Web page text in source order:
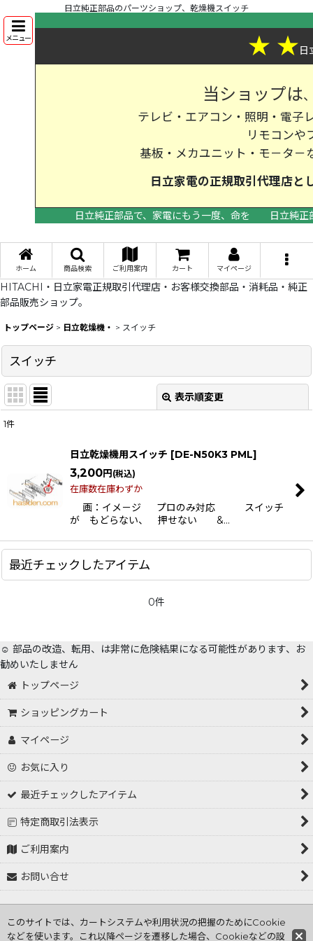
日立純正部品のパーツショップ、乾燥機スイッチ
メニュー ★ ★日
当ショップは
テレビ・エアコン・照明・電子
リモコンや
基板・メカユニット・モ－タ－
日立家電の正規取引代理店
日立純正部品で、家電にもう一度、命を
日立純
ホーム 商品検索 ご利用案内 カート マイページ
HITACHI・日立家電正規取引代理店・お客様交換部品・消耗品・純正
部品販売ショップ。
トップページ > 日立乾燥機・ > スイッチ
スイッチ
表示順変更
並び順:
絞り込む
1件
日立乾燥機用スイッチ [DE-N50K3 PML]
3,200円 (税込)
在庫数在庫わずか
画：イメ－ジ プロのみ対応 スイッチ
が もどらない、 押せない &…
最近チェックしたアイテム
0件
☺️ 部品の改造、転用、は非常に危険結果になる可能性があります、お
勧めいたしません
トップページ
ショッピングカート
マイページ
お気に入り
最近チェックしたアイテム
特定商取引法表示
ご利用案内
お問い合せ
Copyright (C) 2001～2026 tokorozawa hasiden .All Rights
Reserved
このサイトでは、カートシステムや利用状況の把握のためにCookie
などを使います。これ以降ページを遷移した場合、Cookieなどの設